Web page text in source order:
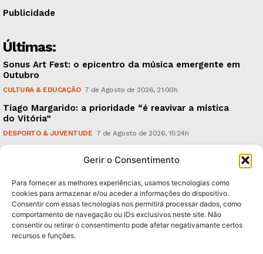
Gerir o Consentimento
Para fornecer as melhores experiências, usamos tecnologias como
cookies para armazenar e/ou aceder a informações do dispositivo.
Consentir com essas tecnologias nos permitirá processar dados, como
comportamento de navegação ou IDs exclusivos neste site. Não
consentir ou retirar o consentimento pode afetar negativamante certos
recursos e funções.
Publicidade
Últimas:
Sonus Art Fest: o epicentro da música emergente em
Outubro
CULTURA & EDUCAÇÃO 7 de Agosto de 2026, 21:00h
Tiago Margarido: a prioridade “é reavivar a mística
do Vitória”
DESPORTO & JUVENTUDE 7 de Agosto de 2026, 15:24h
caudais e antecipa situações de risco
Subscreva Newsletter: